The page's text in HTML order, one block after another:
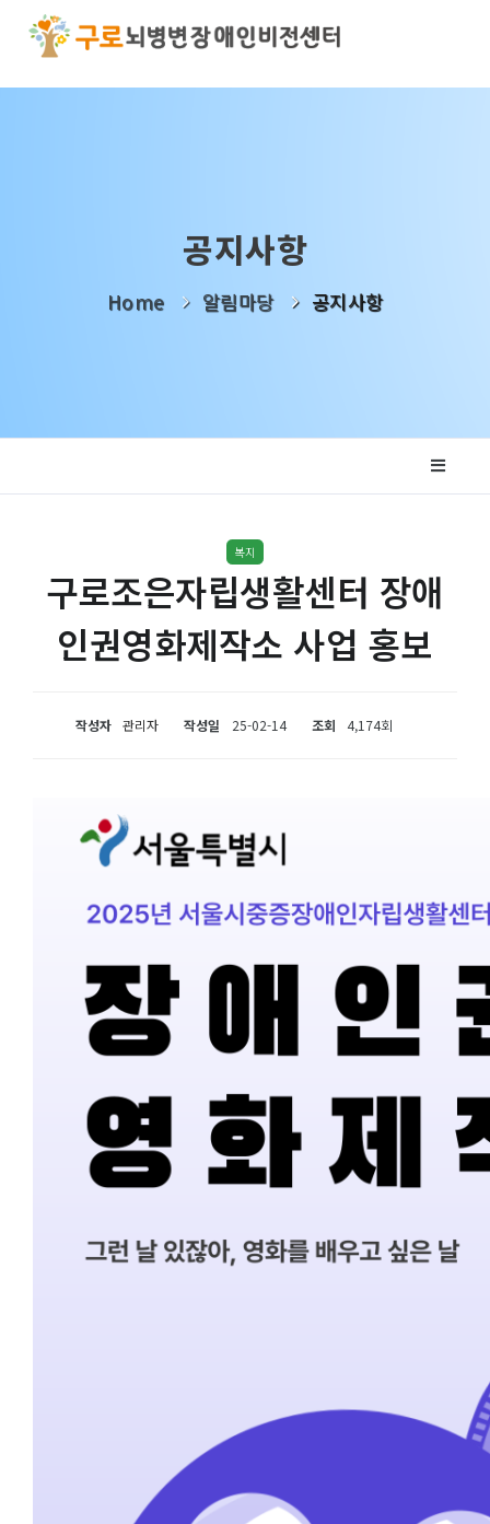
기관소개
공지사항
Home 알림마당 공지사항
복지
구로조은자립생활센터 장애
인권영화제작소 사업 홍보
작성자 관리자 작성일 25-02-14 조회 4,174회